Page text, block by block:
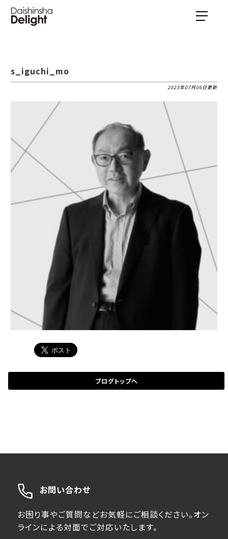
s_iguchi_mo
2023年07月06日更新
ブログトップへ
お問い合わせ
お困り事やご質問などお気軽にご相談ください。オン
ラインによる対面でご対応いたします。